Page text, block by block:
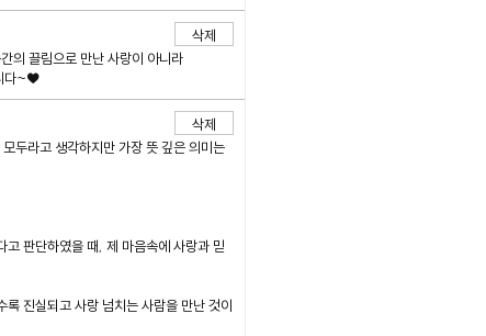
삭제
의 끌림으로 만난 사랑이 아니라
다~♥
삭제
두라고 생각하지만 가장 뜻 깊은 의미는
판단하였을 때, 제 마음속에 사랑과 믿
진실되고 사랑 넘치는 사람을 만난 것이